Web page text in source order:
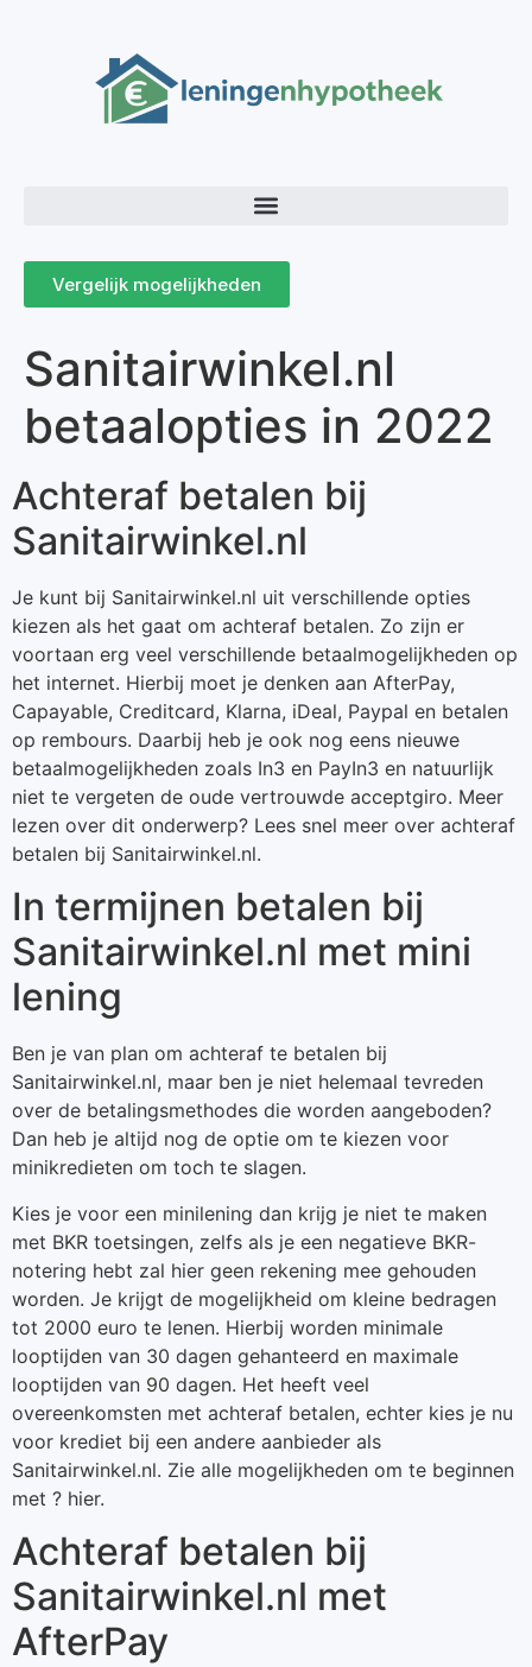
Vergelijk mogelijkheden
Sanitairwinkel.nl
betaalopties in 2022
Achteraf betalen bij
Sanitairwinkel.nl
Je kunt bij Sanitairwinkel.nl uit verschillende opties
kiezen als het gaat om achteraf betalen. Zo zijn er
voortaan erg veel verschillende betaalmogelijkheden op
het internet. Hierbij moet je denken aan AfterPay,
Capayable, Creditcard, Klarna, iDeal, Paypal en betalen
op rembours. Daarbij heb je ook nog eens nieuwe
betaalmogelijkheden zoals In3 en PayIn3 en natuurlijk
niet te vergeten de oude vertrouwde acceptgiro. Meer
lezen over dit onderwerp? Lees snel meer over achteraf
betalen bij Sanitairwinkel.nl.
In termijnen betalen bij
Sanitairwinkel.nl met mini
lening
Ben je van plan om achteraf te betalen bij
Sanitairwinkel.nl, maar ben je niet helemaal tevreden
over de betalingsmethodes die worden aangeboden?
Dan heb je altijd nog de optie om te kiezen voor
minikredieten om toch te slagen.
Kies je voor een minilening dan krijg je niet te maken
met BKR toetsingen, zelfs als je een negatieve BKR-
notering hebt zal hier geen rekening mee gehouden
worden. Je krijgt de mogelijkheid om kleine bedragen
tot 2000 euro te lenen. Hierbij worden minimale
looptijden van 30 dagen gehanteerd en maximale
looptijden van 90 dagen. Het heeft veel
overeenkomsten met achteraf betalen, echter kies je nu
voor krediet bij een andere aanbieder als
Sanitairwinkel.nl. Zie alle mogelijkheden om te beginnen
met ? hier.
Achteraf betalen bij
Sanitairwinkel.nl met
AfterPay